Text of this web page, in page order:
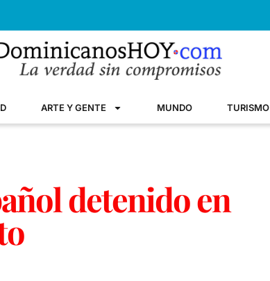
ARTE Y GENTE MUNDO TURISMO
detenido en